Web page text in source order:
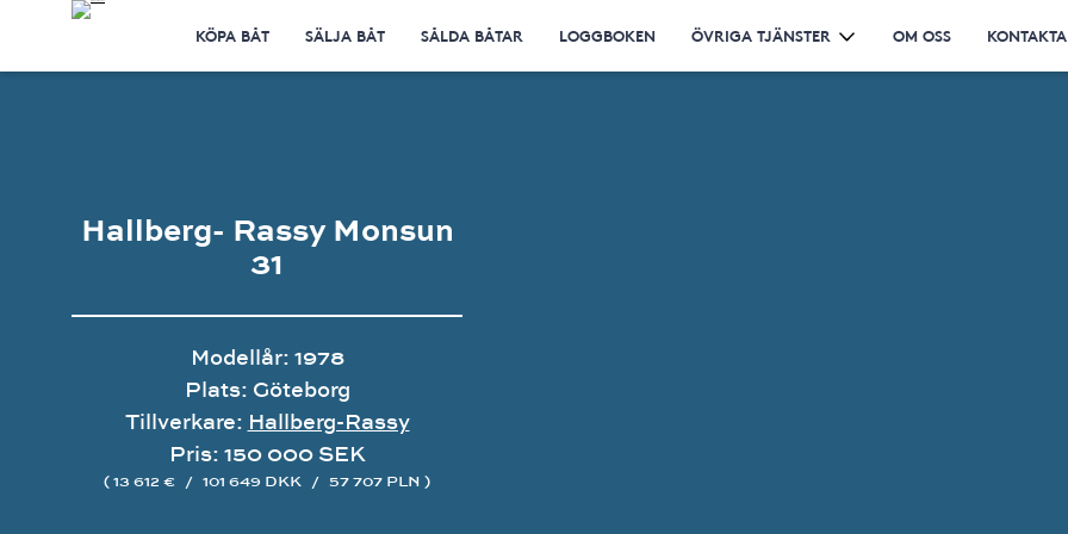
KÖPA BÅT SÄLJA BÅT SÅLDA BÅTAR LOGGBOKEN ÖVRIGA TJÄNSTER OM OSS
Hallberg- Rassy Monsun
31
Modellår: 1978
Plats: Göteborg
Tillverkare: Hallberg-Rassy
Pris: 150 000 SEK
( 13 612 € / 101 649 DKK / 57 707 PLN )